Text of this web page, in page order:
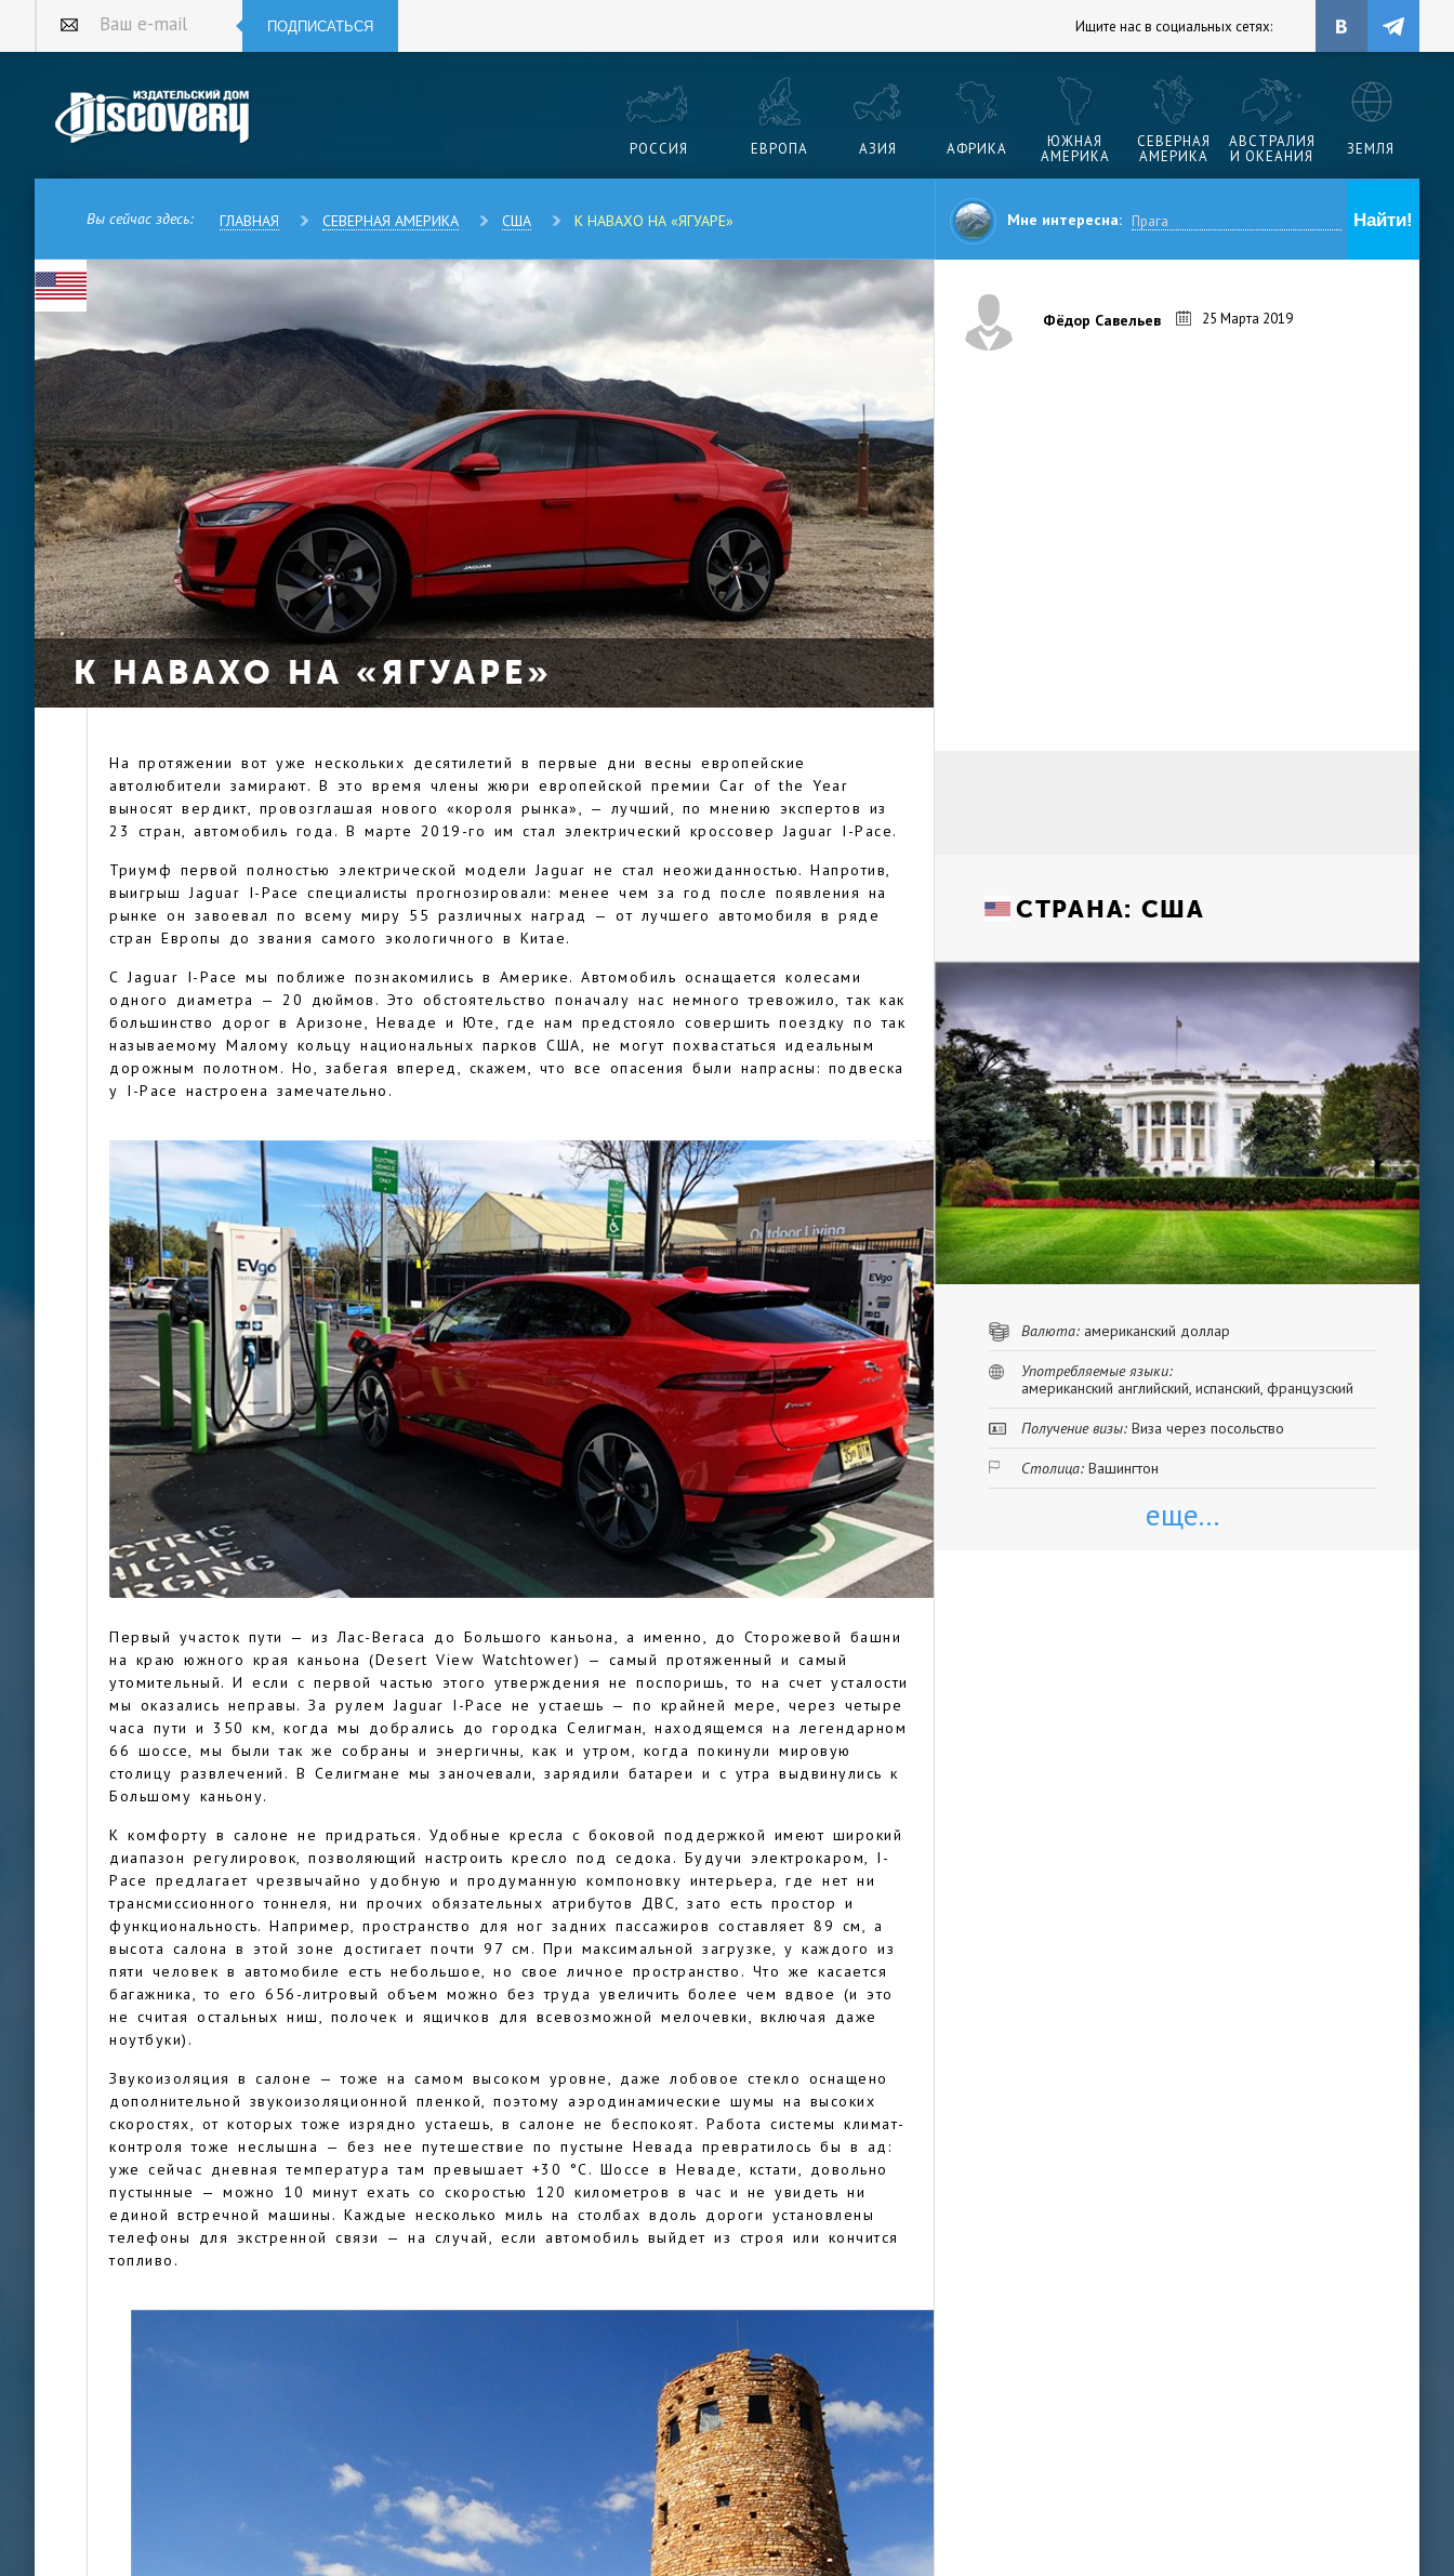
Ваш e-mail ПОДПИСАТЬСЯ Ищите нас в социальных сетях:
РОССИЯ ЕВРОПА АЗИЯ АФРИКА
ЮЖНАЯ
АМЕРИКА
СЕВЕРНАЯ
АМЕРИКА
АВСТРАЛИЯ
И ОКЕАНИЯ
ЗЕМЛЯ
Вы сейчас здесь: ГЛАВНАЯ СЕВЕРНАЯ АМЕРИКА США К НАВАХО НА «ЯГУАРЕ» Мне интересна:
К НАВАХО НА «ЯГУАРЕ»
На протяжении вот уже нескольких десятилетий в первые дни весны европейские
автолюбители замирают. В это время члены жюри европейской премии Car of the Year
выносят вердикт, провозглашая нового «короля рынка», — лучший, по мнению экспертов из
23 стран, автомобиль года. В марте 2019-го им стал электрический кроссовер Jaguar I-Pace.
Триумф первой полностью электрической модели Jaguar не стал неожиданностью. Напротив,
выигрыш Jaguar I-Pace специалисты прогнозировали: менее чем за год после появления на
рынке он завоевал по всему миру 55 различных наград — от лучшего автомобиля в ряде
стран Европы до звания самого экологичного в Китае.
С Jaguar I-Pace мы поближе познакомились в Америке. Автомобиль оснащается колесами
одного диаметра — 20 дюймов. Это обстоятельство поначалу нас немного тревожило, так как
большинство дорог в Аризоне, Неваде и Юте, где нам предстояло совершить поездку по так
называемому Малому кольцу национальных парков США, не могут похвастаться идеальным
дорожным полотном. Но, забегая вперед, скажем, что все опасения были напрасны: подвеска
у I-Pace настроена замечательно.
Первый участок пути — из Лас-Вегаса до Большого каньона, а именно, до Сторожевой башни
на краю южного края каньона (Desert View Watchtower) — самый протяженный и самый
утомительный. И если с первой частью этого утверждения не поспоришь, то на счет усталости
мы оказались неправы. За рулем Jaguar I-Pace не устаешь — по крайней мере, через четыре
часа пути и 350 км, когда мы добрались до городка Селигман, находящемся на легендарном
66 шоссе, мы были так же собраны и энергичны, как и утром, когда покинули мировую
столицу развлечений. В Селигмане мы заночевали, зарядили батареи и с утра выдвинулись к
Большому каньону.
К комфорту в салоне не придраться. Удобные кресла с боковой поддержкой имеют широкий
диапазон регулировок, позволяющий настроить кресло под седока. Будучи электрокаром, I-
Pace предлагает чрезвычайно удобную и продуманную компоновку интерьера, где нет ни
трансмиссионного тоннеля, ни прочих обязательных атрибутов ДВС, зато есть простор и
функциональность. Например, пространство для ног задних пассажиров составляет 89 см, а
высота салона в этой зоне достигает почти 97 см. При максимальной загрузке, у каждого из
пяти человек в автомобиле есть небольшое, но свое личное пространство. Что же касается
багажника, то его 656-литровый объем можно без труда увеличить более чем вдвое (и это
не считая остальных ниш, полочек и ящичков для всевозможной мелочевки, включая даже
ноутбуки).
Звукоизоляция в салоне — тоже на самом высоком уровне, даже лобовое стекло оснащено
дополнительной звукоизоляционной пленкой, поэтому аэродинамические шумы на высоких
скоростях, от которых тоже изрядно устаешь, в салоне не беспокоят. Работа системы климат-
контроля тоже неслышна — без нее путешествие по пустыне Невада превратилось бы в ад:
уже сейчас дневная температура там превышает +30 °С. Шоссе в Неваде, кстати, довольно
пустынные — можно 10 минут ехать со скоростью 120 километров в час и не увидеть ни
единой встречной машины. Каждые несколько миль на столбах вдоль дороги установлены
телефоны для экстренной связи — на случай, если автомобиль выйдет из строя или кончится
топливо.
Фёдор Савельев 25 Марта 2019
СТРАНА: США
Валюта: американский доллар
Употребляемые языки:
американский английский, испанский, французский
Получение визы: Виза через посольство
Столица: Вашингтон
еще...